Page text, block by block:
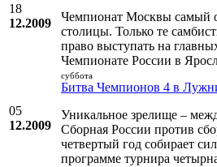
18
12.2009
Чемпионат Москвы самый
столицы. Только те
право выступать на
Чемпионате России в
05
12.2009
суббота
Битва Чемпионов 4 в
Уникальное зрелище –
Сборная России против
четвертый год собирает
программе турнира